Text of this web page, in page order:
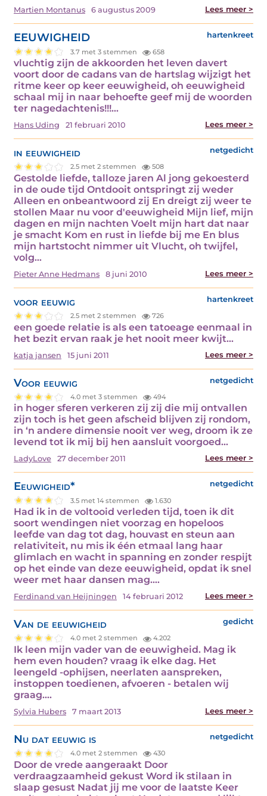
Martien Montanus 6 augustus 2009 Lees meer >
EEUWIGHEID hartenkreet
3.7 met 3 stemmen 658
vluchtig zijn de akkoorden het leven davert
voort door de cadans van de hartslag wijzigt het
ritme keer op keer eeuwigheid, oh eeuwigheid
schaal mij in naar behoefte geef mij de woorden
ter nagedachtenis!!!…
Hans Uding 21 februari 2010 Lees meer >
in eeuwigheid netgedicht
2.5 met 2 stemmen 508
Gestolde liefde, talloze jaren Al jong gekoesterd
in de oude tijd Ontdooit ontspringt zij weder
Alleen en onbeantwoord zij En dreigt zij weer te
stollen Maar nu voor d'eeuwigheid Mijn lief, mijn
dagen en mijn nachten Voelt mijn hart dat naar
je smacht Kom en rust in liefde bij me En blus
mijn hartstocht nimmer uit Vlucht, oh twijfel,
volg…
Pieter Anne Hedmans 8 juni 2010 Lees meer >
voor eeuwig hartenkreet
2.5 met 2 stemmen 726
een goede relatie is als een tatoeage eenmaal in
het bezit ervan raak je het nooit meer kwijt…
katja jansen 15 juni 2011 Lees meer >
Voor eeuwig netgedicht
4.0 met 3 stemmen 494
in hoger sferen verkeren zij zij die mij ontvallen
zijn toch is het geen afscheid blijven zij rondom,
in ‘n andere dimensie nooit ver weg, droom ik ze
levend tot ik mij bij hen aansluit voorgoed…
LadyLove 27 december 2011 Lees meer >
Eeuwigheid* netgedicht
3.5 met 14 stemmen 1.630
Had ik in de voltooid verleden tijd, toen ik dit
soort wendingen niet voorzag en hopeloos
leefde van dag tot dag, houvast en steun aan
relativiteit, nu mis ik één etmaal lang haar
glimlach en wacht in spanning en zonder respijt
op het einde van deze eeuwigheid, opdat ik snel
weer met haar dansen mag.…
Ferdinand van Heijningen 14 februari 2012 Lees meer >
Van de eeuwigheid gedicht
4.0 met 2 stemmen 4.202
Ik leen mijn vader van de eeuwigheid. Mag ik
hem even houden? vraag ik elke dag. Het
leengeld -ophijsen, neerlaten aanspreken,
instoppen toedienen, afvoeren - betalen wij
graag.…
Sylvia Hubers 7 maart 2013 Lees meer >
Nu dat eeuwig is netgedicht
4.0 met 2 stemmen 430
Door de vrede aangeraakt Door
verdraagzaamheid gekust Word ik stilaan in
slaap gesust Nadat jij me voor de laatste Keer